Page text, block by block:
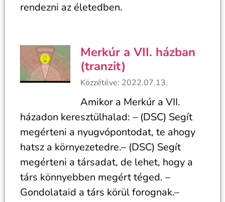
rendezni az életedben.
Merkúr a VII. házban
(tranzit)
Közzétéve: 2022.07.13.
Amikor a Merkúr a VII.
házadon keresztülhalad: – (DSC) Segít
megérteni a nyugvópontodat, te ahogy
hatsz a környezetedre.– (DSC) Segít
megérteni a társadat, de lehet, hogy a
társ könnyebben megért téged. –
Gondolataid a társ körül forognak.–